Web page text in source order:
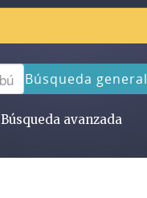
Búsqueda general
Búsqueda avanzada